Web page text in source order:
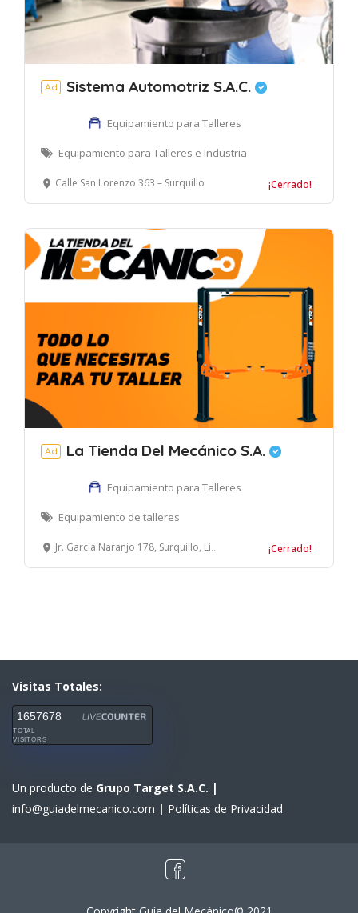
Ad Sistema Automotriz S.A.C.
Equipamiento para Talleres
Equipamiento para Talleres e Industria
Calle San Lorenzo 363 – Surquillo ¡Cerrado!
Ad La Tienda Del Mecánico S.A.
Equipamiento para Talleres
Equipamiento de talleres
Jr. García Naranjo 178, Surquillo, Lima, Perú ¡Cerrado!
Visitas Totales:
1657678
TOTAL
VISITORS
Un producto de Grupo Target S.A.C. |
info@guiadelmecanico.com | Políticas de Privacidad